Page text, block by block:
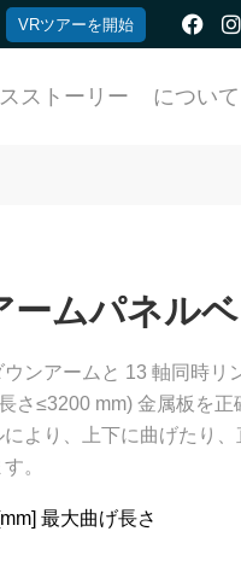
VRツアーを開始
ストーリー について
ームパネル
ンアームと 13 軸同時リ
さ≤3200 mm) 金属板を
より、上下に曲げたり
。
最大曲げ長さ